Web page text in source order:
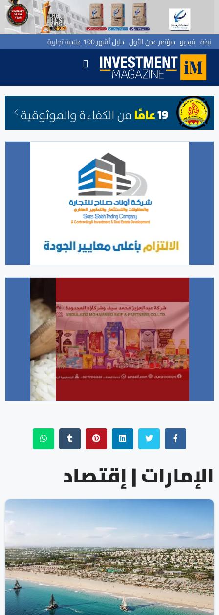
نبذة فيديو مؤتمر عدن الأول دليل أشهر 100 علامة تجارية
الإمارات | إقتصاد